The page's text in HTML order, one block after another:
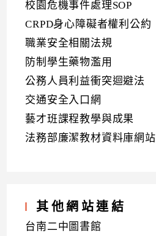
校園危機事件處理SOP
CRPD身心障礙者權利公約
職業安全相關法規
防制學生藥物濫用
公務人員利益衝突迴避法
交通安全入口網
藝才班課程教學與成果
法務部廉潔教材資料庫網站
其他網站連結
台南二中圖書館